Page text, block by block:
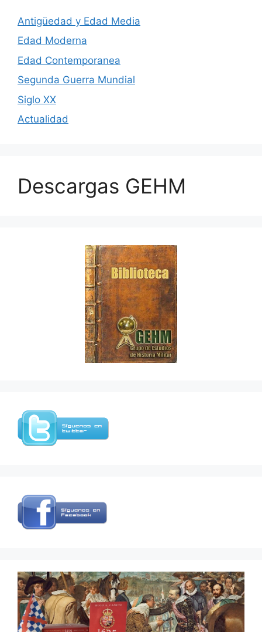
Antigüedad y Edad Media
Edad Moderna
Edad Contemporanea
Segunda Guerra Mundial
Siglo XX
Actualidad
Descargas GEHM